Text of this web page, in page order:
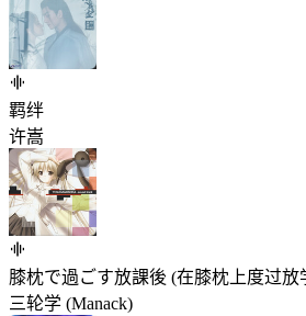
羁绊
许嵩
膝枕で過ごす放課後 (在膝枕上度过放
三轮学 (Manack)